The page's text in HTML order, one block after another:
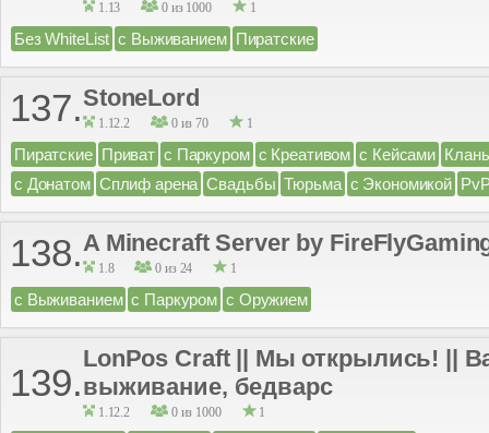
1.13 0 из 1000 1
Без WhiteList с Выживанием Пиратские
137.StoneLord
1.12.2 0 из 70 1
Пиратские Приват с Паркуром с Креативом с Кейсами
с Донатом Сплиф арена Свадьбы Тюрьма с Экономикой
138.A Minecraft Server by
1.8 0 из 24 1
с Выживанием с Паркуром с Оружием
139.
LonPos Craft || Мы открылись! ||
выживание, бедварс
1.12.2 0 из 1000 1